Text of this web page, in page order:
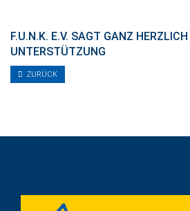
F.U.N.K. E.V. SAGT GANZ HERZLICH
UNTERSTÜTZUNG
ZURÜCK